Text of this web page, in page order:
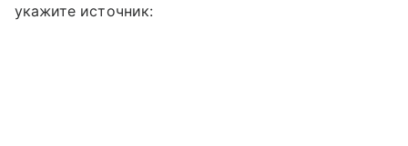
укажите источник: